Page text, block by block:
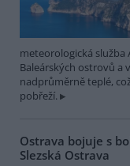
meteorologická služba
Baleárských ostrovů a
nadprůměrně teplé,
pobřeží.
Ostrava bojuje s
Slezská Ostrava